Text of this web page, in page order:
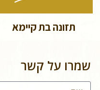
תזונה בת קיימא
שמרו על קשר